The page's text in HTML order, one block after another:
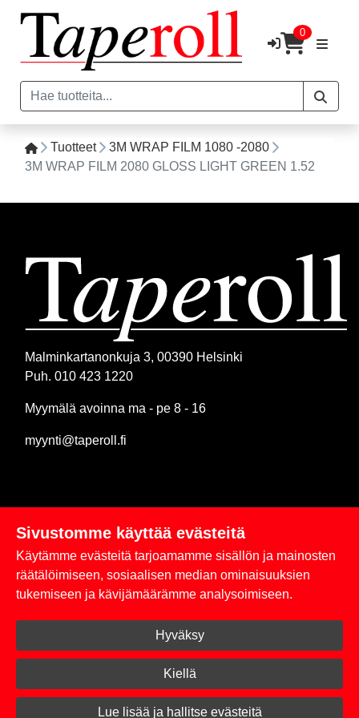
0
Tuotteet
3M WRAP FILM 1080 -2080
3M WRAP FILM 2080 GLOSS LIGHT GREEN 1.52
Malminkartanonkuja 3, 00390 Helsinki
Puh. 010 423 1220
Myymälä avoinna ma - pe 8 - 16
myynti@taperoll.fi
Linkit
Rekisteriseloste
Toimitus- ja maksuehdot
Kirjaudu sisään
© 2026 Taperoll
Sivustomme käyttää evästeitä
Käytämme evästeitä tarjoamamme sisällön ja mainosten
räätälöimiseen, sosiaalisen median ominaisuuksien
tukemiseen ja kävijämäärämme analysoimiseen.
Hyväksy
Kiellä
Lue lisää ja hallitse evästeitä